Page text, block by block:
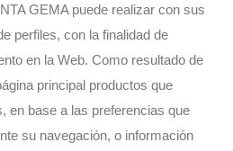
GEMA puede realizar con sus
perfiles, con la finalidad de
en la Web. Como resultado de
principal productos que
en base a las preferencias que
su navegación, o información